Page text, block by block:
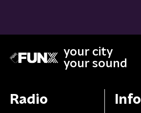
your city
your sound
Radio Info